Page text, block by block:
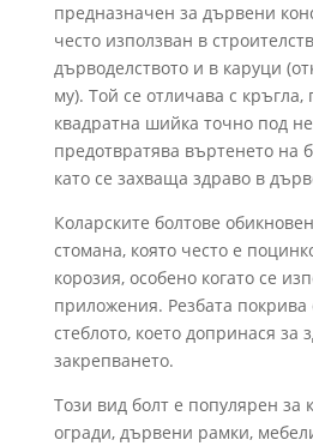
предназначен за дървени
често използван в
дърводелството и в каруци
му). Той се отличава с кръгла,
квадратна шийка точно под
предотвратява въртенето на
като се захваща здраво в
Коларските болтове
стомана, която често е
корозия, особено когато се
приложения. Резбата покрива
стеблото, което допринася за
закрепването.
Този вид болт е популярен за
огради, дървени рамки,